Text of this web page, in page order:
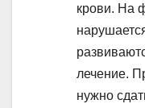
крови. На
лечение.
нужно